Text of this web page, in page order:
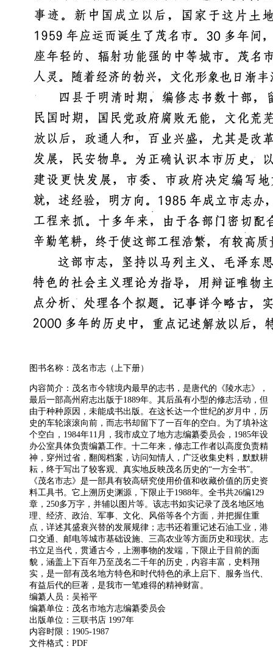
图书名称：茂名市志（上下册）
内容简介：茂名市今辖境内最早的志书，是唐代的《陵水志》，
最后一部高州府志出版于1889年。其后虽有小型的修志活动，但
由于种种原因，未能成书出版。在这长达一个世纪的岁月中，历
史的车轮滚滚向前，而志书却留下了一百年的空白。为了填补这
个空白，1984年11月，我市成立了地方志编纂委员会，1985年设
办公室具体负责编纂工作。十二年来，修志工作者以高度负责精
神，穿州过省，翻阅档案，访问知情人，广泛收集史料，默默耕
耘，终于写出了较客观、真实地反映茂名历史的“一方全书”。
《茂名市志》是一部具有较高研究使用价值和收藏价值的历史资
料工具书。它上溯历史渊源，下限止于1988年。全书共26编129
章，250多万字，并辅以图片等。该志书如实记录了茂名地区地
理、经济、政治、军事、文化、风俗等各个方面，并把握住重
点，详述其盛衰兴替的发展规律；志书还着重记述石油工业，港
口交通、邮电等城市基础设施、三高农业等方面历史和现状。志
书立足当代，贯通古今，上溯事物的发端，下限止于目前的面
貌，涵盖上下百年乃至茂名二千年的历史，内容丰富，史料翔
实，是一部有茂名地方特色和时代特色的承上启下、服务当代、
有益后代的巨著，是我市一笔难得的精神财富。
编纂人员：吴裕平
编纂单位：茂名市地方志编纂委员会
出版单位：三联书店 1997年
内容时限：1905-1987
文件格式：PDF